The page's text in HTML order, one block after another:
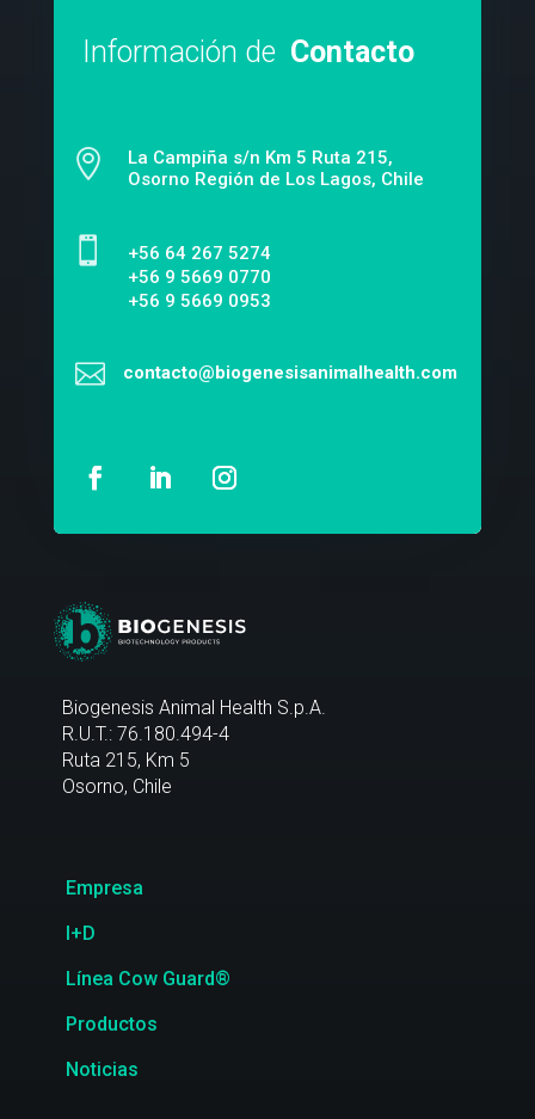
Información de Contacto

La Campiña s/n Km 5 Ruta 215,
Osorno Región de Los Lagos, Chile

‎+56 64 267 5274
+56 9 5669 0770
+56 9 5669 0953
 contacto@biogenesisanimalhealth.com
Biogenesis Animal Health S.p.A.
R.U.T.: 76.180.494-4
Ruta 215, Km 5
Osorno, Chile
Empresa
I+D
Línea Cow Guard®
Productos
Noticias